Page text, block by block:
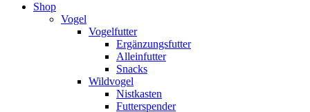
Shop
Vogel
Vogelfutter
Ergänzungsfutter
Alleinfutter
Snacks
Wildvogel
Nistkasten
Futterspender